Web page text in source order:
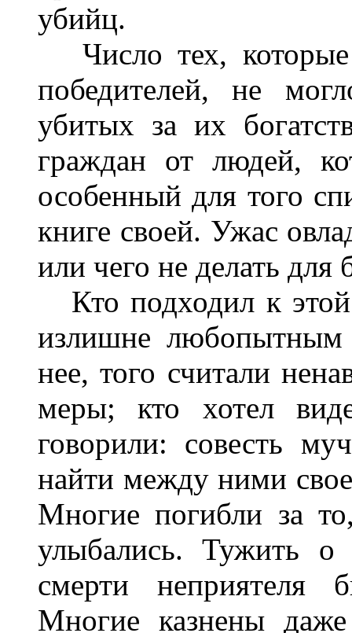
убийц.
Число тех,
победителей, не
убитых за их
граждан от людей,
особенный для того
книге своей. Ужас
или чего не делать для
Кто подходил к этой
излишне любопытным
нее, того считали
меры; кто хотел
говорили: совесть
найти между ними
Многие погибли за
улыбались. Тужить о
смерти неприятеля
Многие казнены